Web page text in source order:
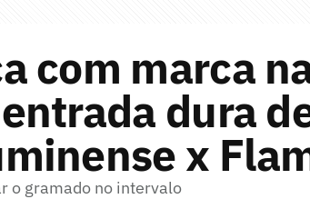
com marca
dura
x
o gramado no intervalo